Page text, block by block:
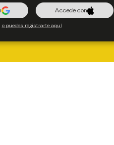
Accede con
o puedes registrarte aquí